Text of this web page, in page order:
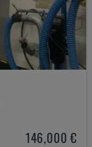
146,000 €